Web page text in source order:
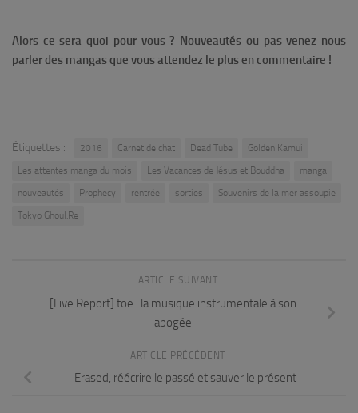
Alors ce sera quoi pour vous ? Nouveautés ou pas venez nous
parler des mangas que vous attendez le plus en commentaire !
Étiquettes : 2016 Carnet de chat Dead Tube
Golden Kamui
Les attentes manga du mois
Les Vacances de Jésus et Bouddha
manga
nouveautés
Prophecy rentrée sorties
Souvenirs de la mer assoupie
Tokyo Ghoul:Re
ARTICLE SUIVANT
[Live Report] toe : la musique instrumentale à son
apogée
ARTICLE PRÉCÉDENT
Erased, réécrire le passé et sauver le présent